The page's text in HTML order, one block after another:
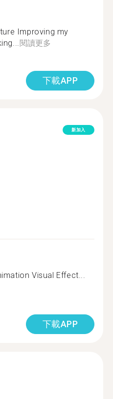
Improving my
閱讀更多
下載APP
新加入
Visual Effect...
下載APP